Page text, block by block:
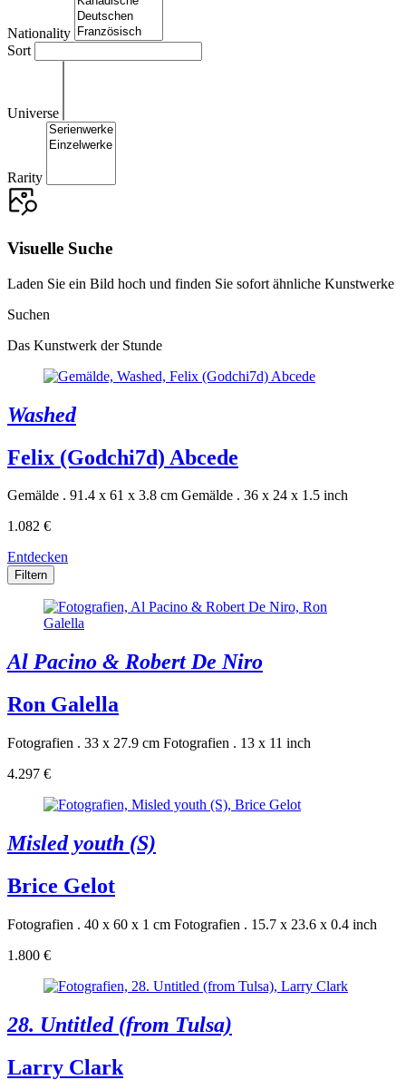
Nationality
Sort
Universe
Rarity
Visuelle Suche
Laden Sie ein Bild hoch und finden Sie sofort ähnliche Kunstwerke
Suchen
Das Kunstwerk der Stunde
Washed
Felix (Godchi7d) Abcede
Gemälde . 91.4 x 61 x 3.8 cm Gemälde . 36 x 24 x 1.5 inch
1.082 €
Entdecken
Filtern
Al Pacino & Robert De Niro
Ron Galella
Fotografien . 33 x 27.9 cm Fotografien . 13 x 11 inch
4.297 €
Misled youth (S)
Brice Gelot
Fotografien . 40 x 60 x 1 cm Fotografien . 15.7 x 23.6 x 0.4 inch
1.800 €
28. Untitled (from Tulsa)
Larry Clark